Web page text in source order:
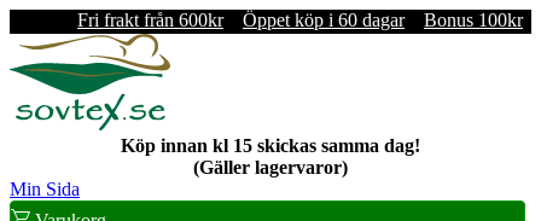
Fri frakt från 600kr Öppet köp i 60 dagar Bonus 100kr
Köp innan kl 15 skickas samma dag!
(Gäller lagervaror)
Min Sida